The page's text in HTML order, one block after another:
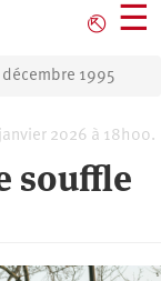
⎋ ☰
1995
2026 à 18h00.
souffle